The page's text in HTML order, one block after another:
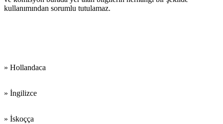
kullanımından sorumlu tutulamaz.
» Hollandaca
» İngilizce
» İskoçça